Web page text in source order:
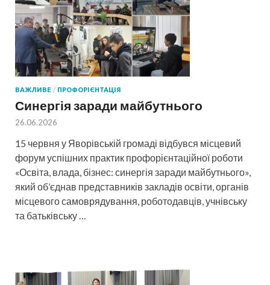
ВАЖЛИВЕ / ПРОФОРІЄНТАЦІЯ
Синергія заради майбутнього
26.06.2026
15 червня у Яворівській громаді відбувся місцевий
форум успішних практик профорієнтаційної роботи
«Освіта, влада, бізнес: синергія заради майбутнього»,
який об’єднав представників закладів освіти, органів
місцевого самоврядування, роботодавців, учнівську
та батьківську …